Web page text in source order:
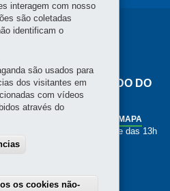
E MEDIDAS DO ESTADO DO
MAPA
a sexta, das 8h às 12h e das 13h
às 17h
interagem com nosso
são coletadas
identificam o
são usados para
dos visitantes em
com vídeos
através do
os cookies não-